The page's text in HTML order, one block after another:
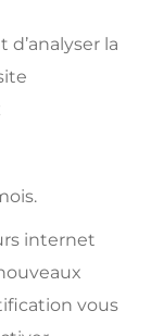
la
internet
vous